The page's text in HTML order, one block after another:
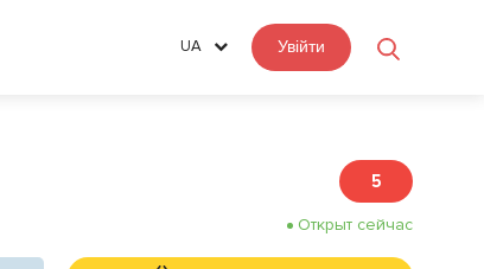
UA Увійти
5
Открыт сейчас